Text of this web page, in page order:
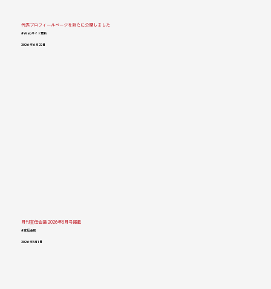
代表プロフィールページを新たに公開しました
#Webサイト更新
2026年6月22日
月刊宣伝会議 2026年6月号掲載
#宣伝会議
2026年5月1日